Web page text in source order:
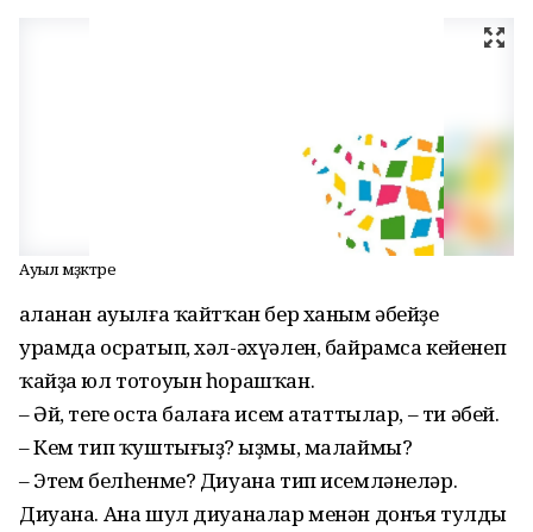
Ауыл мәҙәктәре
Ҡаланан ауылға ҡайтҡан бер ханым әбейҙе
урамда осратып, хәл-әхүәлен, байрамса кейенеп
ҡайҙа юл тотоуын һорашҡан.
– Әй, теге оста балаға исем ататтылар, – ти әбей.
– Кем тип ҡуштығыҙ? Ҡыҙмы, малаймы?
– Этем белһенме? Диуана тип исемләнеләр.
Диуана. Ана шул диуаналар менән донъя тулды